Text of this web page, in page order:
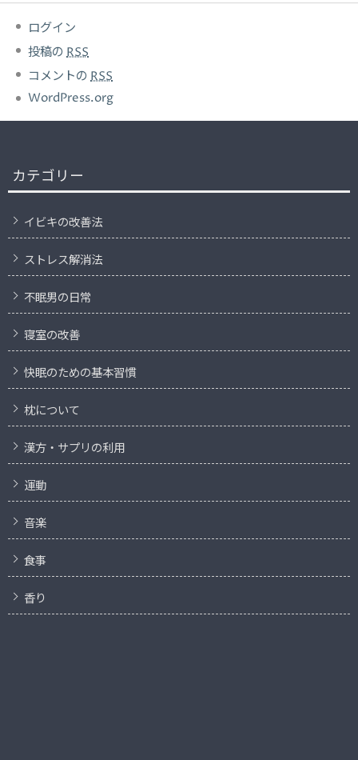
ログイン
投稿の RSS
コメントの RSS
WordPress.org
カテゴリー
イビキの改善法
ストレス解消法
不眠男の日常
寝室の改善
快眠のための基本習慣
枕について
漢方・サプリの利用
運動
音楽
食事
香り